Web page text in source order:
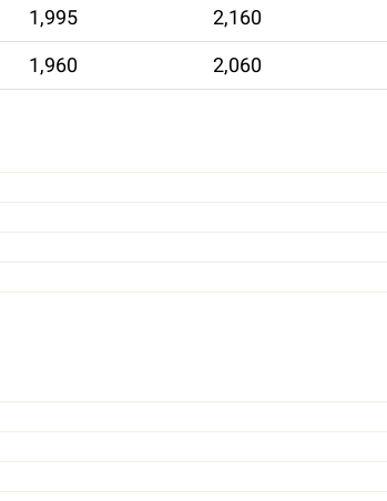
1,995 2,160
1,960 2,060